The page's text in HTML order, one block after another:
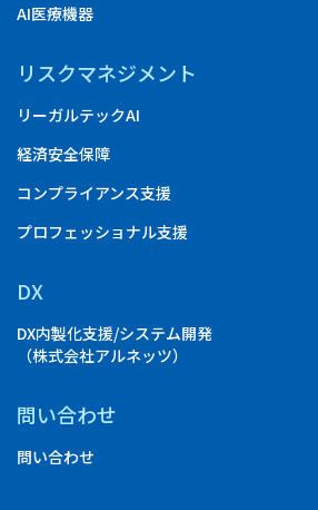
AI医療機器
リスクマネジメント
リーガルテックAI
経済安全保障
コンプライアンス支援
プロフェッショナル支援
DX
DX内製化支援/システム開発
（株式会社アルネッツ）
問い合わせ
問い合わせ